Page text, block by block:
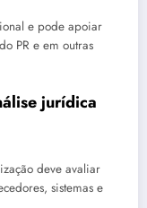
e pode apoiar
PR e em outras
jurídica
deve avaliar
sistemas e